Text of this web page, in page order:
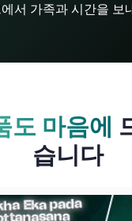
서 가족과 시간을 보
도 마음에
습니다